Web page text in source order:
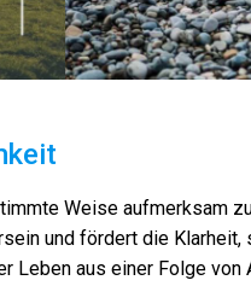
Weise aufmerksam
und fördert die
Leben aus einer Folge